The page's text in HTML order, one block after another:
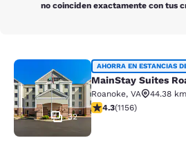
no coinciden exactamente con tus
MainStay Suites
32
AHORRA EN ESTANCIAS
MainStay Suites
Roanoke, VA
44.38 km
calificación de 4.3
4.3(1156)